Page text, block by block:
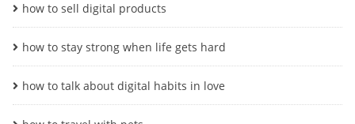
how to sell digital products
how to stay strong when life gets hard
how to talk about digital habits in love